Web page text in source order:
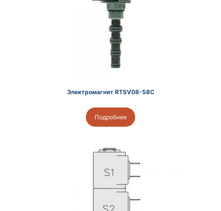
Электромагнит RTSV08-58C
Подробнее